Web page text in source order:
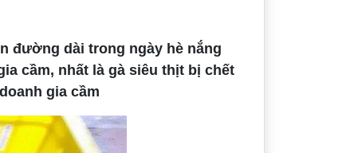
đường dài trong ngày hè nắng
cầm, nhất là gà siêu thịt bị chết
gia cầm